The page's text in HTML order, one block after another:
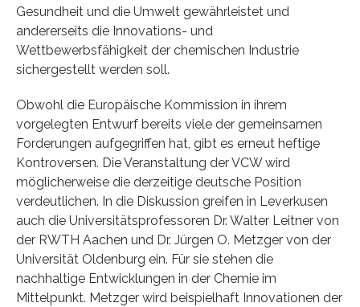
Gesundheit und die Umwelt gewährleistet und
andererseits die Innovations- und
Wettbewerbsfähigkeit der chemischen Industrie
sichergestellt werden soll.
Obwohl die Europäische Kommission in ihrem
vorgelegten Entwurf bereits viele der gemeinsamen
Forderungen aufgegriffen hat, gibt es erneut heftige
Kontroversen. Die Veranstaltung der VCW wird
möglicherweise die derzeitige deutsche Position
verdeutlichen. In die Diskussion greifen in Leverkusen
auch die Universitätsprofessoren Dr. Walter Leitner von
der RWTH Aachen und Dr. Jürgen O. Metzger von der
Universität Oldenburg ein. Für sie stehen die
nachhaltige Entwicklungen in der Chemie im
Mittelpunkt. Metzger wird beispielhaft Innovationen der